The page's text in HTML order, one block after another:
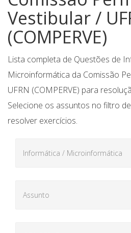
Vestibular /
(COMPERVE)
Lista completa de Questões de
Microinformática da Comissão
UFRN (COMPERVE) para
Selecione os assuntos no filtro
resolver exercícios.